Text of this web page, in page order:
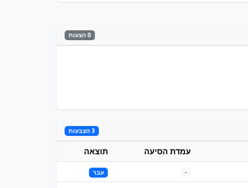
0 הצעות
3 הצבעות
עמדת הסיעה תוצאה
- עבר